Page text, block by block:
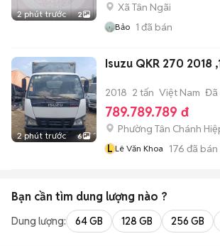
2 phút trước 2
Xã Tân Ngãi
Bảo 1 đã bán
2 phút trước 6
Isuzu QKR 270 2018
2018 2 tấn Việt Nam Đã
789.789.789 đ
Phường Tân Chánh
L Lê Văn Khoa 176 đã bán
Bạn cần tìm dung lượng nào ?
Dung lượng: 64 GB 128 GB 256 GB